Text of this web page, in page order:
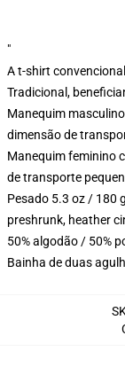
"
A t-shirt
Tradicional,
Manequim
dimensão de
Manequim feminino
de transporte
Pesado 5.3 oz / 180
preshrunk, heather
50% algodão / 50%
Bainha de duas